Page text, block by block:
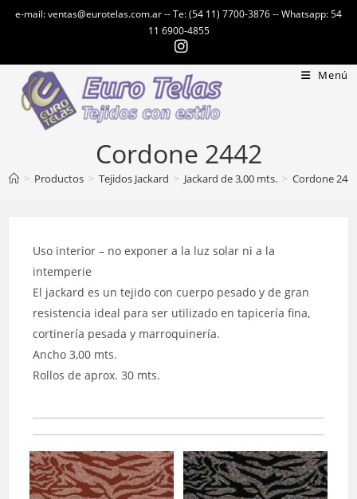
e-mail: ventas@eurotelas.com.ar -- Te: (54 11) 7700-3876 -- Whatsapp: 54
11 6900-4855
Menú
Cordone 2442
> Productos > Tejidos Jackard > Jackard de 3,00 mts. > Cordone
Uso interior – no exponer a la luz solar ni a la
intemperie
El jackard es un tejido con cuerpo pesado y de gran
resistencia ideal para ser utilizado en tapicería fina,
cortinería pesada y marroquinería.
Ancho 3,00 mts.
Rollos de aprox. 30 mts.